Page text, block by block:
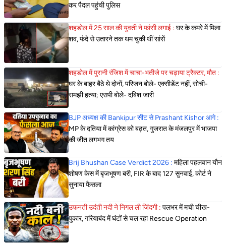
कर पैदल पहुंची पुलिस
शहडोल में 25 साल की युवती ने फांसी लगाई : घर के कमरे में मिला
शव, फंदे से उतारने तक थम चुकी थीं सांसें
शहडोल में पुरानी रंजिश में चाचा-भतीजे पर चढ़ाया ट्रैक्टर, मौत :
घर के बाहर बैठे थे दोनों, परिजन बोले- एक्सीडेंट नहीं, सोची-
समझी हत्या; एसपी बोले- दबिश जारी
BJP अध्यक्ष की Bankipur सीट से Prashant Kishor आगे :
MP के दतिया में कांग्रेस को बढ़त, गुजरात के मंजलपुर में भाजपा
की जीत लगभग तय
Brij Bhushan Case Verdict 2026 : महिला पहलवान यौन
शोषण केस में बृजभूषण बरी, FIR के बाद 127 सुनवाई, कोर्ट ने
सुनाया फैसला
उफनती उदंती नदी ने निगल ली जिंदगी : पलभर में मची चीख-
पुकार, गरियाबंद में घंटों से चल रहा Rescue Operation